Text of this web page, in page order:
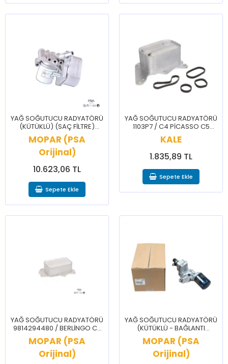
YAĞ SOĞUTUCU RADYATÖRÜ
(KÜTÜKLÜ) (SAÇ FİLTRE)
1103Q1 / JUMPER BOXER
MOPAR (PSA
Orijinal)
10.623,06 TL
Sepete Ekle
YAĞ SOĞUTUCU RADYATÖRÜ
1103P7 / C4 PİCASSO C5
AİRCROSS DS5 DS7 DS9 207
208 3008 308 5008 508 RCZ
KALE
1.835,89 TL
Sepete Ekle
YAĞ SOĞUTUCU RADYATÖRÜ
9814294480 / BERLİNGO C3
C4 CELYSEE 2008 208 3008
301 308 508 PRTNR RFTR
MOPAR (PSA
Orijinal)
YAĞ SOĞUTUCU RADYATÖRÜ
(KÜTÜKLÜ - BAĞLANTI
PLASTİKLİ) 9809475780 / C5
JUMPER JUMPY BOXER
EXPERT
MOPAR (PSA
Orijinal)